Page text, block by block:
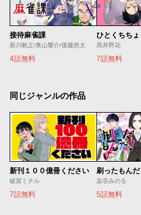
接待麻雀課
新川帆立/奥山響介/後藤悠太
4話無料
ひとくちち
髙井野花
7話無料
同じジャンルの作品
新刊１００億冊ください
破賀ミチル
7話無料
刷ったもんだ
染谷みのる
5話無料